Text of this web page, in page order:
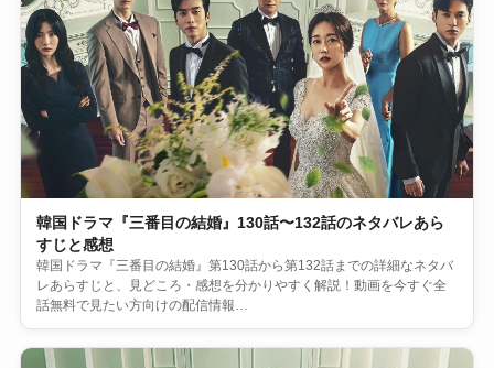
韓国ドラマ『三番目の結婚』130話〜132話のネタバレあら
すじと感想
韓国ドラマ『三番目の結婚』第130話から第132話までの詳細なネタバ
レあらすじと、見どころ・感想を分かりやすく解説！動画を今すぐ全
話無料で見たい方向けの配信情報…